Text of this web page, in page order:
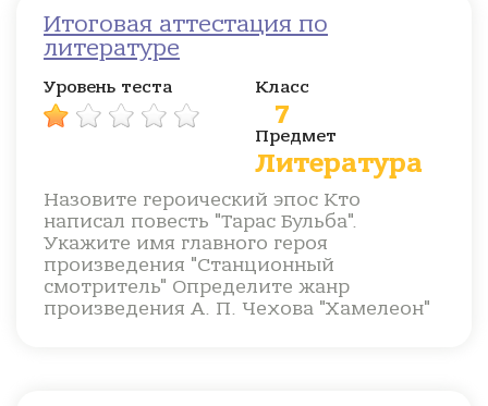
Итоговая аттестация по
литературе
Уровень теста Класс
7
Предмет
Литература
Назовите героический эпос Кто
написал повесть "Тарас Бульба".
Укажите имя главного героя
произведения "Станционный
смотритель" Определите жанр
произведения А. П. Чехова "Хамелеон"